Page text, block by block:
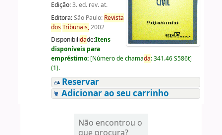
Edição:3. ed. rev. at.
Editora:São Paulo: Revista
dosTribunais,2002
Disponibilidade:Itens
disponíveis para
empréstimo: [Número de chamada:341.46 S586t]
(1).
Reservar
Adicionar ao seu carrinho
Não encontrou o